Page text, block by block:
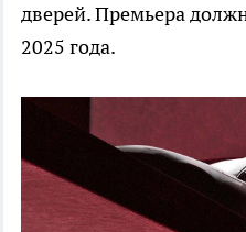
дверей. Премьера
2025 года.